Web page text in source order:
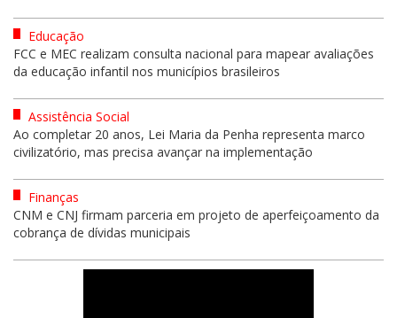
Educação
FCC e MEC realizam consulta nacional para mapear avaliações
da educação infantil nos municípios brasileiros
Assistência Social
Ao completar 20 anos, Lei Maria da Penha representa marco
civilizatório, mas precisa avançar na implementação
Finanças
CNM e CNJ firmam parceria em projeto de aperfeiçoamento da
cobrança de dívidas municipais